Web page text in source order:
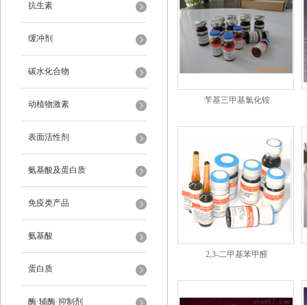
抗生素
缓冲剂
碳水化合物
动植物激素
表面活性剂
氨基酸及蛋白质
免疫类产品
氨基酸
蛋白质
酶·辅酶·抑制剂
苄基三甲基氯化铵
2,3-二甲基苯甲醛